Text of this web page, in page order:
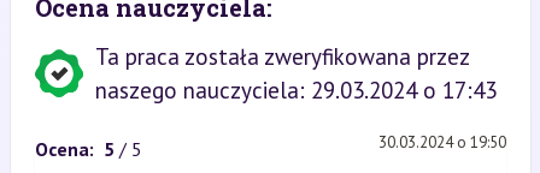
Ocena nauczyciela:
Ta praca została zweryfikowana przez
naszego nauczyciela: 29.03.2024 o 17:43
Ocena: 5 / 5 30.03.2024 o 19:50